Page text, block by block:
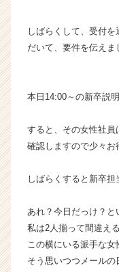
h
C
r
e
r
しばらくして、受付
だいて、要件を伝えま
本日14:00～の新卒説
すると、その女性社員
確認しますので少々お
しばらくすると新卒担
あれ？今日だっけ？と
私は2人揃って間違え
この横にいる派手な
そう思いつつメールの